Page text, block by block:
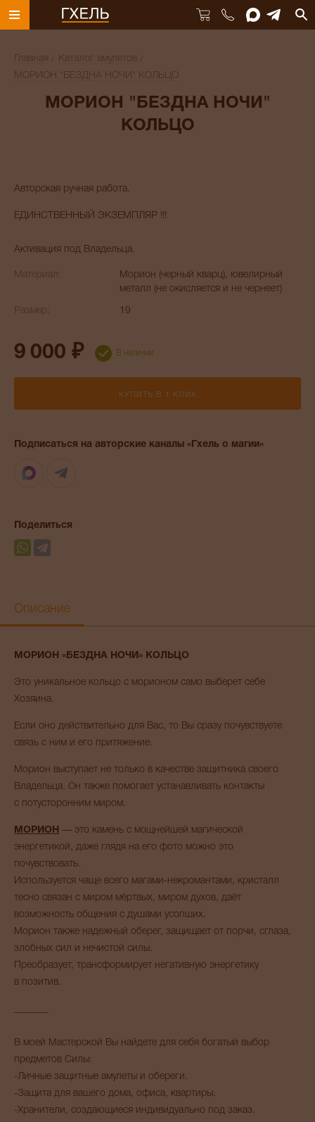
Главная
Каталог амулетов
МОРИОН "БЕЗДНА НОЧИ" КОЛЬЦО
МОРИОН "БЕЗДНА НОЧИ"
КОЛЬЦО
Авторская ручная работа.
ЕДИНСТВЕННЫЙ ЭКЗЕМПЛЯР !!!
Активация под Владельца.
Материал:
Морион (черный кварц), ювелирный
металл (не окисляется и не чернеет)
Размер: 19
9 000 ₽ В наличии
КУПИТЬ В 1 КЛИК
Подписаться на авторские каналы «Гхель о магии»
Max
Поделиться
Описание
МОРИОН «БЕЗДНА НОЧИ» КОЛЬЦО
Это уникальное кольцо с морионом само выберет себе
Хозяина.
Если оно действительно для Вас, то Вы сразу почувствуете
связь с ним и его притяжение.
Морион выступает не только в качестве защитника своего
Владельца. Он также помогает устанавливать контакты
с потусторонним миром.
МОРИОН — это камень с мощнейшей магической
энергетикой, даже глядя на его фото можно это
почувствовать.
Используется чаще всего магами-некромантами, кристалл
тесно связан с миром мёртвых, миром духов, даёт
возможность общения с душами усопших.
Морион также надежный оберег, защищает от порчи, сглаза,
злобных сил и нечистой силы.
Преобразует, трансформирует негативную энергетику
в позитив.
В моей Мастерской Вы найдете для себя богатый выбор
предметов Силы:
-Личные защитные амулеты и обереги.
-Защита для вашего дома, офиса, квартиры.
-Хранители, создающиеся индивидуально под заказ.